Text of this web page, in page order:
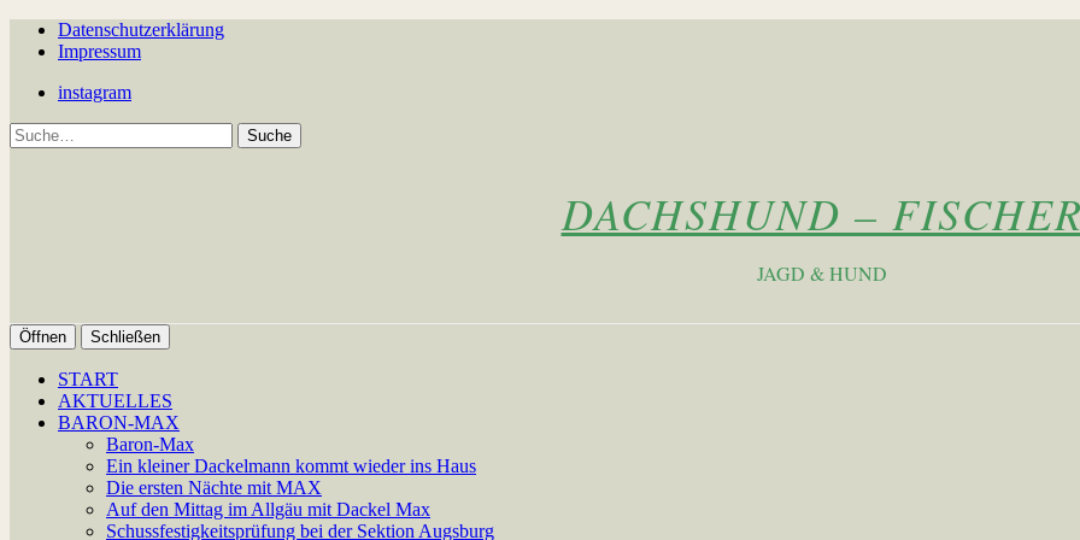
Datenschutzerklärung
Impressum
instagram
Suche
DACHSHUND –
JAGD & HUND
Öffnen Schließen
START
AKTUELLES
BARON-MAX
Baron-Max
Ein kleiner Dackelmann kommt wieder ins Haus
Die ersten Nächte mit MAX
Auf den Mittag im Allgäu mit Dackel Max
Schussfestigkeitsprüfung bei der Sektion Augsburg